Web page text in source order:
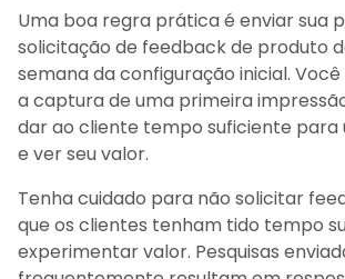
Uma boa regra prática é enviar sua
solicitação de feedback de produto
semana da configuração inicial.
a captura de uma primeira
dar ao cliente tempo suficiente para
e ver seu valor.
Tenha cuidado para não solicitar
que os clientes tenham tido tempo
experimentar valor. Pesquisas